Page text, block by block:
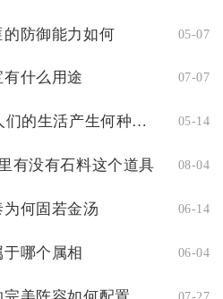
防御能力如何 05-07
什么用途 07-07
全民奇迹v5会对人们的生活产生何种影响 05-14
有没有石料这个道具 08-04
何固若金汤 06-14
哪个属相 06-04